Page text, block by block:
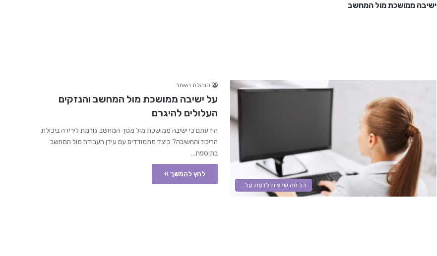
ישיבה ממושכת מול המחשב
כל מה שרצית לדעת על...
הנהלת האתר
על ישיבה ממושכת מול המחשב והנזקים
העלולים להיגרם
הידעתם כי ישיבה ממושכת מול מסך המחשב גורמת לירידה ביכולת
הריכוז והחשיבה? כיצד מתמודדים עם עידן העבודה מול המחשב
בתוספת…
לחץ להמשך »